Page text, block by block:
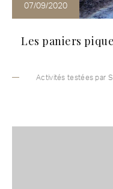
07/09/2020
Les paniers
Activités testées par